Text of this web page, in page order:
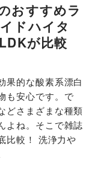
おすすめラ
ドハイタ
が比較
果的な酸素系漂白
も安心です。で
どさまざまな種類
よね。そこで雑誌
比較！ 洗浄力や